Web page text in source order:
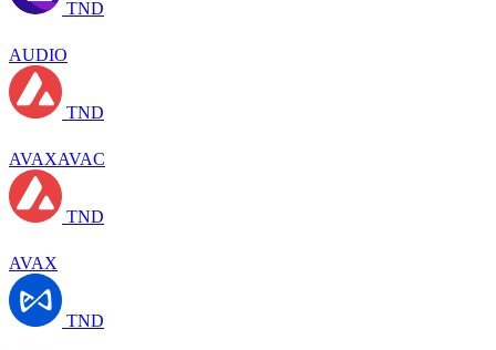
TND
AUDIO
TND
AVAXAVAC
TND
AVAX
TND